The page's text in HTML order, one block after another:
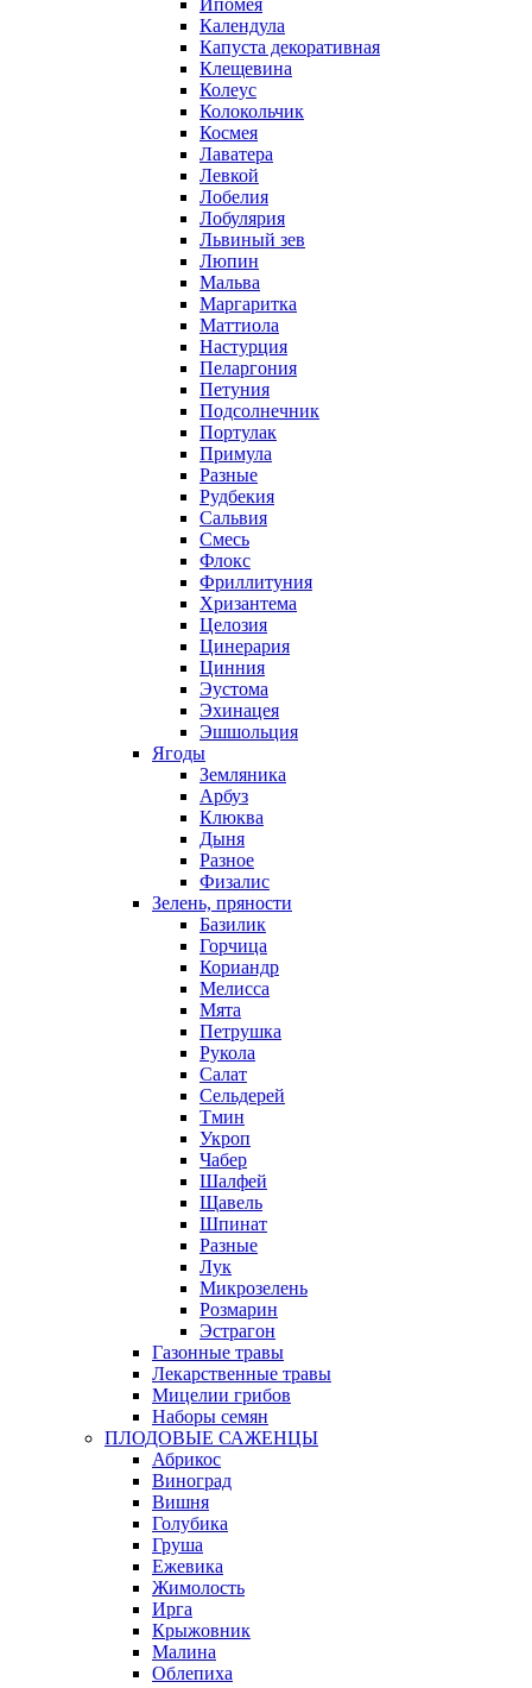
Ипомея
Календула
Капуста декоративная
Клещевина
Колеус
Колокольчик
Космея
Лаватера
Левкой
Лобелия
Лобулярия
Львиный зев
Люпин
Мальва
Маргаритка
Маттиола
Настурция
Пеларгония
Петуния
Подсолнечник
Портулак
Примула
Разные
Рудбекия
Сальвия
Смесь
Флокс
Фриллитуния
Хризантема
Целозия
Цинерария
Цинния
Эустома
Эхинацея
Эшшольция
Ягоды
Земляника
Арбуз
Клюква
Дыня
Разное
Физалис
Зелень, пряности
Базилик
Горчица
Кориандр
Мелисса
Мята
Петрушка
Рукола
Салат
Сельдерей
Тмин
Укроп
Чабер
Шалфей
Щавель
Шпинат
Разные
Лук
Микрозелень
Розмарин
Эстрагон
Газонные травы
Лекарственные травы
Мицелии грибов
Наборы семян
ПЛОДОВЫЕ САЖЕНЦЫ
Абрикос
Виноград
Вишня
Голубика
Груша
Ежевика
Жимолость
Ирга
Крыжовник
Малина
Облепиха